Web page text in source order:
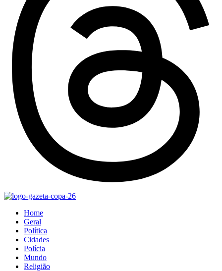
Home
Geral
Política
Cidades
Polícia
Mundo
Religião